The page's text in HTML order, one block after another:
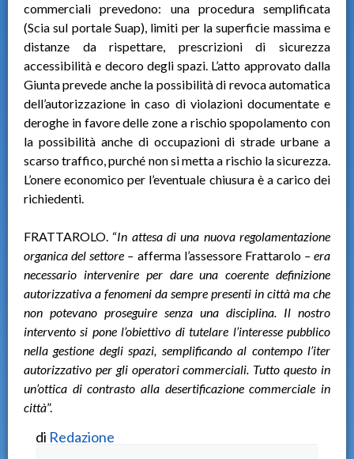
commerciali prevedono: una procedura semplificata
(Scia sul portale Suap), limiti per la superficie massima e
distanze da rispettare, prescrizioni di sicurezza
accessibilità e decoro degli spazi. L’atto approvato dalla
Giunta prevede anche la possibilità di revoca automatica
dell’autorizzazione in caso di violazioni documentate e
deroghe in favore delle zone a rischio spopolamento con
la possibilità anche di occupazioni di strade urbane a
scarso traffico, purché non si metta a rischio la sicurezza.
L’onere economico per l’eventuale chiusura è a carico dei
richiedenti.
FRATTAROLO. “In attesa di una nuova regolamentazione
organica del settore – afferma l’assessore Frattarolo– era
necessario intervenire per dare una coerente definizione
autorizzativa a fenomeni da sempre presenti in città ma che
non potevano proseguire senza una disciplina. Il nostro
intervento si pone l’obiettivo di tutelare l’interesse pubblico
nella gestione degli spazi, semplificando al contempo l’iter
autorizzativo per gli operatori commerciali. Tutto questo in
un’ottica di contrasto alla desertificazione commerciale in
città”.
di Redazione